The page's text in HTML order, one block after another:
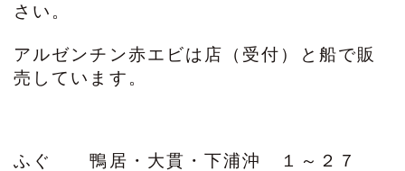
さい。
アルゼンチン赤エビは店（受付）と船で販
売しています。
ふぐ 鴨居・大貫・下浦沖 １～２７